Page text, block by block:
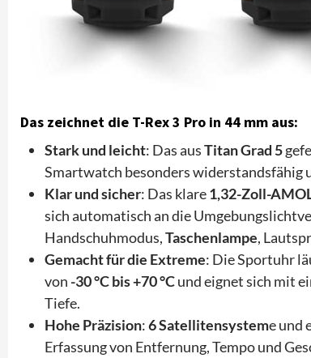
Das zeichnet die T-Rex 3 Pro in 44 mm aus:
Stark und leicht: Das ausTitan Grad 5
Smartwatch besonders widerstandsfähig
Klar und sicher: Das klare1,32-Zoll-
sich automatisch an die
Handschuhmodus,Taschenlampe,
Gemacht für die Extreme: Die Sportuhr
von -30 °C bis +70 °Cund eignet sich mit
Tiefe.
Hohe Präzision:6 Satellitensysteme und
Erfassung von Entfernung, Tempo und